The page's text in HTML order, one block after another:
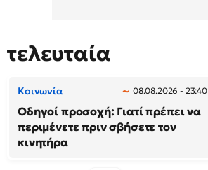
τελευταία
Κοινωνία 08.08.2026 - 23:40
Οδηγοί προσοχή: Γιατί πρέπει να
περιμένετε πριν σβήσετε τον
κινητήρα